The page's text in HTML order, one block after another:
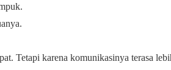
Tetapi karena komunikasinya terasa